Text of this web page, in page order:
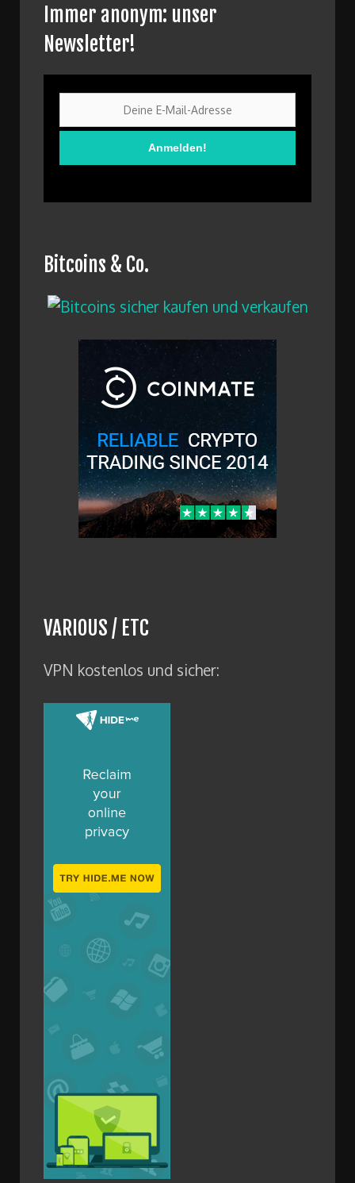
Immer anonym: unser
Newsletter!
Bitcoins & Co.
VARIOUS / ETC
VPN kostenlos und sicher: